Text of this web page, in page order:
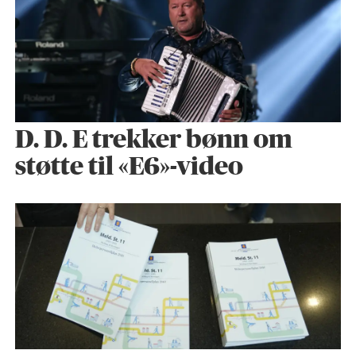
D. D. E trekker bønn om
støtte til «E6»-video